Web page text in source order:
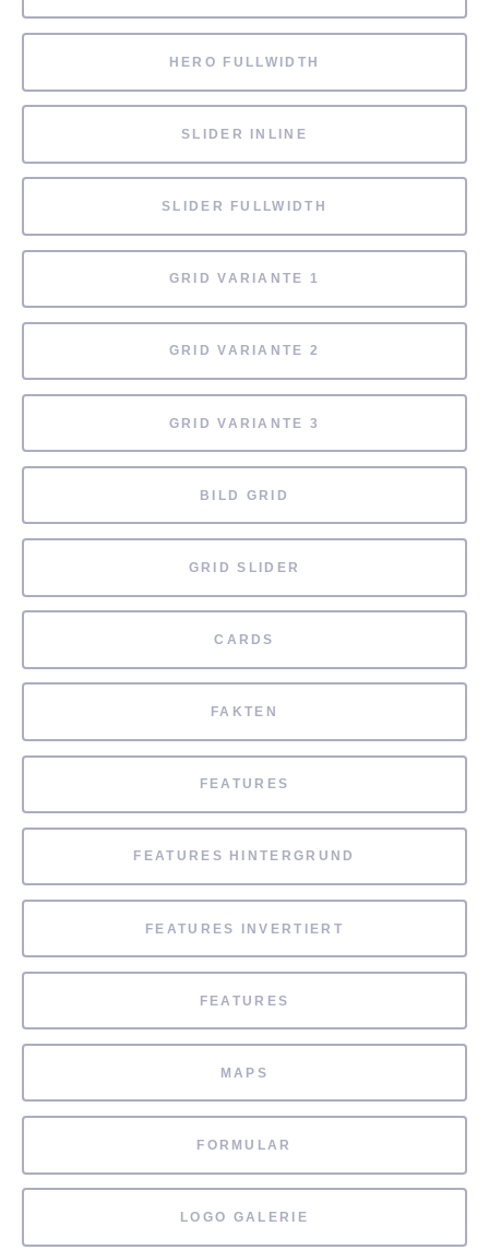
HERO FULLWIDTH
SLIDER INLINE
SLIDER FULLWIDTH
GRID VARIANTE 1
GRID VARIANTE 2
GRID VARIANTE 3
BILD GRID
GRID SLIDER
CARDS
FAKTEN
FEATURES
FEATURES HINTERGRUND
FEATURES INVERTIERT
FEATURES
MAPS
FORMULAR
LOGO GALERIE